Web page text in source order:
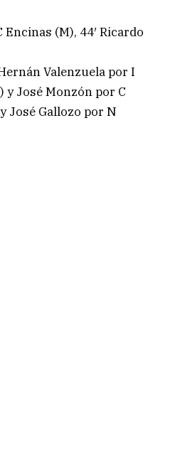
Encinas (M), 44′ Ricardo
Valenzuela por I
y José Monzón por C
José Gallozo por N